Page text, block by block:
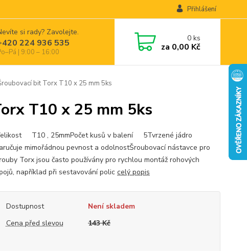
Přihlášení
si rady? Zavolejte.
224 936 535
| 9:00 – 16:00
0ks
za 0,00 Kč
bit Torx T10 x 25 mm 5ks
T10 x 25 mm 5ks
T10 , 25mmPočet kusů v balení 5Tvrzené jádro
mimořádnou pevnost a odolnostŠroubovací nástavce pro
Torx jsou často používány pro rychlou montáž rohových
například při sestavování polic celý popis
Dostupnost
Není skladem
Cena před slevou
143 Kč